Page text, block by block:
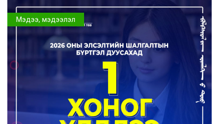
Мэдээ, мэдээлэл